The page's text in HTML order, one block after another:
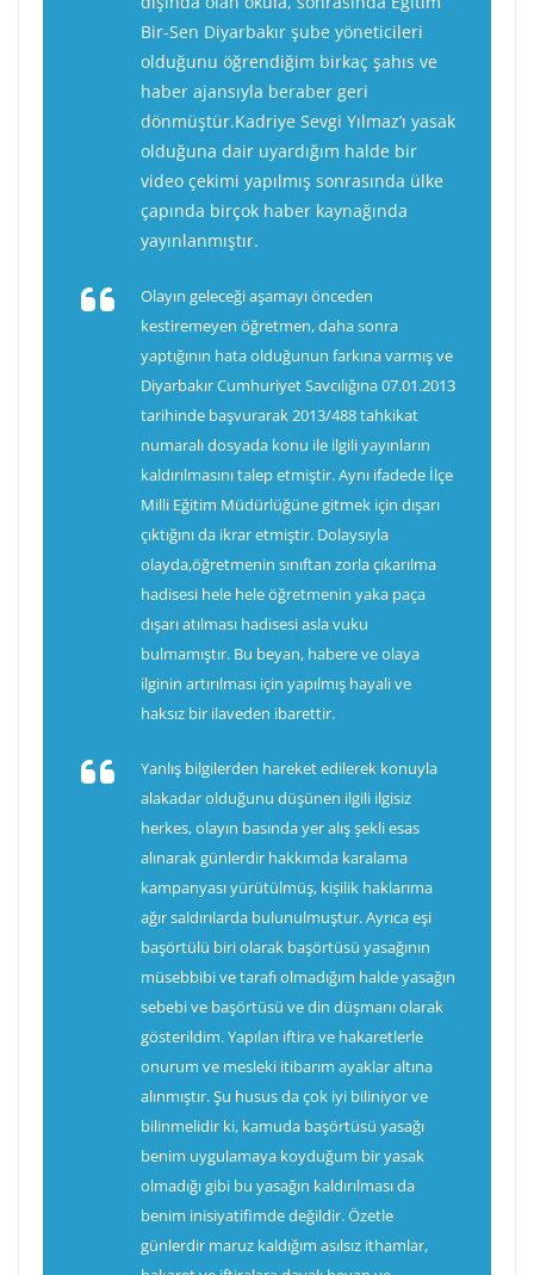
Bir-Sen Diyarbakır şube yöneticileri
olduğunu öğrendiğim birkaç şahıs ve
haber ajansıyla beraber geri
dönmüştür.Kadriye Sevgi Yılmaz’ı yasak
olduğuna dair uyardığım halde bir
video çekimi yapılmış sonrasında ülke
çapında birçok haber kaynağında
yayınlanmıştır.
Olayın geleceği aşamayı önceden
kestiremeyen öğretmen, daha sonra
yaptığının hata olduğunun farkına varmış ve
Diyarbakır Cumhuriyet Savcılığına 07.01.2013
tarihinde başvurarak 2013/488 tahkikat
numaralı dosyada konu ile ilgili yayınların
kaldırılmasını talep etmiştir. Aynı ifadede İlçe
Milli Eğitim Müdürlüğüne gitmek için dışarı
çıktığını da ikrar etmiştir. Dolaysıyla
olayda,öğretmenin sınıftan zorla çıkarılma
hadisesi hele hele öğretmenin yaka paça
dışarı atılması hadisesi asla vuku
bulmamıştır. Bu beyan, habere ve olaya
ilginin artırılması için yapılmış hayali ve
haksız bir ilaveden ibarettir.
Yanlış bilgilerden hareket edilerek konuyla
alakadar olduğunu düşünen ilgili ilgisiz
herkes, olayın basında yer alış şekli esas
alınarak günlerdir hakkımda karalama
kampanyası yürütülmüş, kişilik haklarıma
ağır saldırılarda bulunulmuştur. Ayrıca eşi
başörtülü biri olarak başörtüsü yasağının
müsebbibi ve tarafı olmadığım halde yasağın
sebebi ve başörtüsü ve din düşmanı olarak
gösterildim. Yapılan iftira ve hakaretlerle
onurum ve mesleki itibarım ayaklar altına
alınmıştır. Şu husus da çok iyi biliniyor ve
bilinmelidir ki, kamuda başörtüsü yasağı
benim uygulamaya koyduğum bir yasak
olmadığı gibi bu yasağın kaldırılması da
benim inisiyatifimde değildir. Özetle
günlerdir maruz kaldığım asılsız ithamlar,